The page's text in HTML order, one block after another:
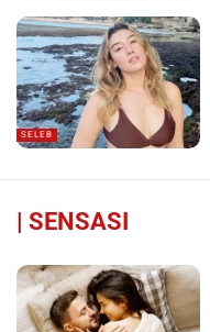
SELEB
| SENSASI